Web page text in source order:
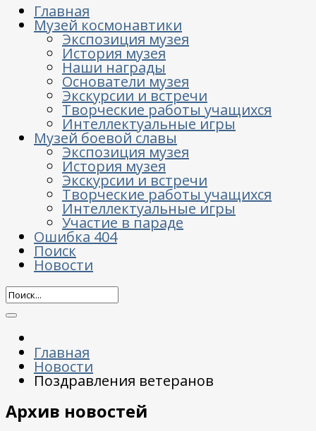
Главная
Музей космонавтики
Экспозиция музея
История музея
Наши награды
Основатели музея
Экскурсии и встречи
Творческие работы учащихся
Интеллектуальные игры
Музей боевой славы
Экспозиция музея
История музея
Экскурсии и встречи
Творческие работы учащихся
Интеллектуальные игры
Участие в параде
Ошибка 404
Поиск
Новости
Главная
Новости
Поздравления ветеранов
Архив новостей